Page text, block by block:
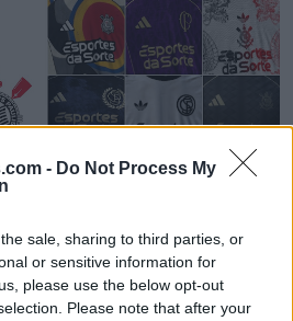
- Do Not Process My
sale, sharing to third parties, or
or sensitive information for
please use the below opt-out
Please note that after your
per la maglia Corinthians X
- Niente più Nike dal 2026
2025